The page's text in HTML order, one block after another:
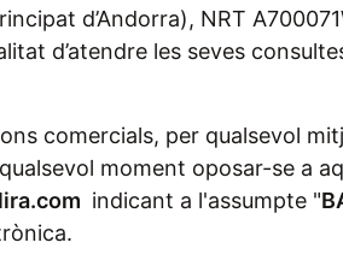
d’Andorra), NRT
d’atendre les seves
comercials, per qualsevol
moment oposar-se a
indicant a l'assumpte "